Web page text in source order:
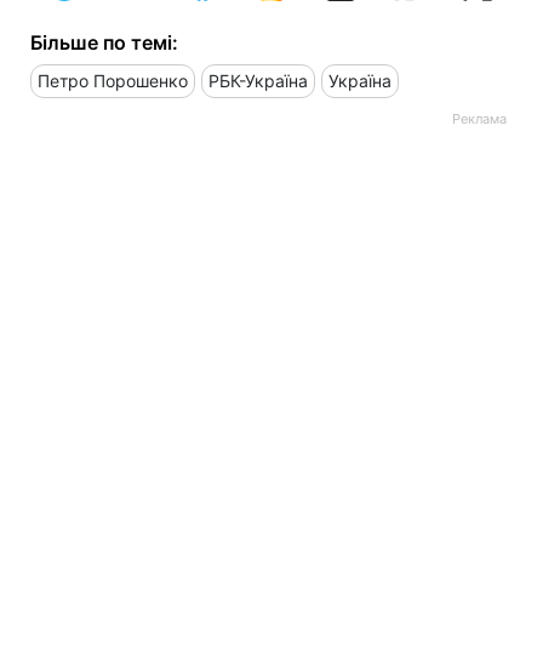
Більше по темі:
Петро Порошенко РБК-Україна Україна